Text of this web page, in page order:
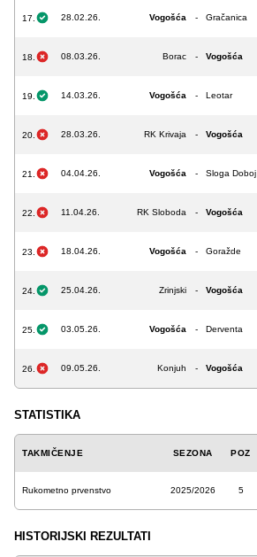
17. 28.02.26. Vogošća - Gračanica
18. 08.03.26. Borac - Vogošća
19. 14.03.26. Vogošća - Leotar
20. 28.03.26. RK Krivaja - Vogošća
21. 04.04.26. Vogošća - Sloga Doboj
22. 11.04.26. RK Sloboda - Vogošća
23. 18.04.26. Vogošća - Goražde
24. 25.04.26. Zrinjski - Vogošća
25. 03.05.26. Vogošća - Derventa
26. 09.05.26. Konjuh - Vogošća
STATISTIKA
TAKMIČENJE SEZONA POZ
Rukometno prvenstvo 2025/2026 5
HISTORIJSKI REZULTATI